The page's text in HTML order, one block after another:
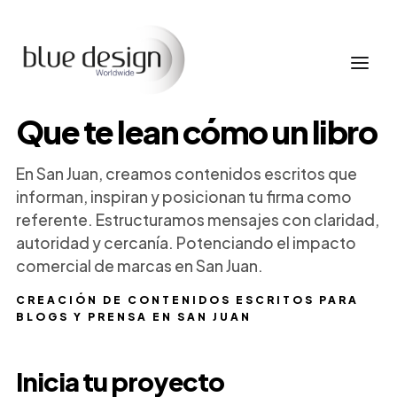
CREACIÓN DE CONTENIDOS ESCRITOS PARA
BLOGS Y PRENSA EN SAN JUAN
Que te lean cómo un libro
En San Juan, creamos contenidos escritos que
informan, inspiran y posicionan tu firma como
referente. Estructuramos mensajes con claridad,
autoridad y cercanía. Potenciando el impacto
comercial de marcas en San Juan.
Inicia tu proyecto